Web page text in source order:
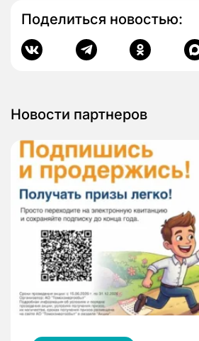
Поделиться новостью:
Новости партнеров